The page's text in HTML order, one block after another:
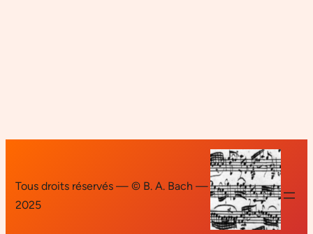
Tous droits réservés — © B. A. Bach —
2025